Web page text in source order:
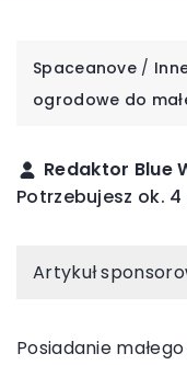
Spaceanove /
ogrodowe do
Redaktor Blue
Potrzebujesz ok.
Artykuł
Posiadanie